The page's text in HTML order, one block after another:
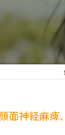
神経麻痺